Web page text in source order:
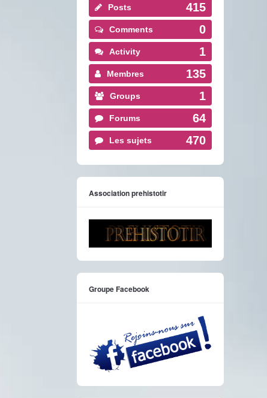
Posts 415
Comments 0
Activity 1
Membres 135
Groups 1
Forums 64
Les sujets 470
Association prehistotir
Groupe Facebook